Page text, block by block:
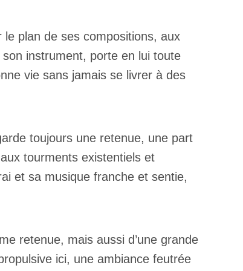
plan de ses compositions, aux
instrument, porte en lui toute
vie sans jamais se livrer à des
toujours une retenue, une part
tourments existentiels et
et sa musique franche et sentie,
retenue, mais aussi d’une grande
ici, une ambiance feutrée